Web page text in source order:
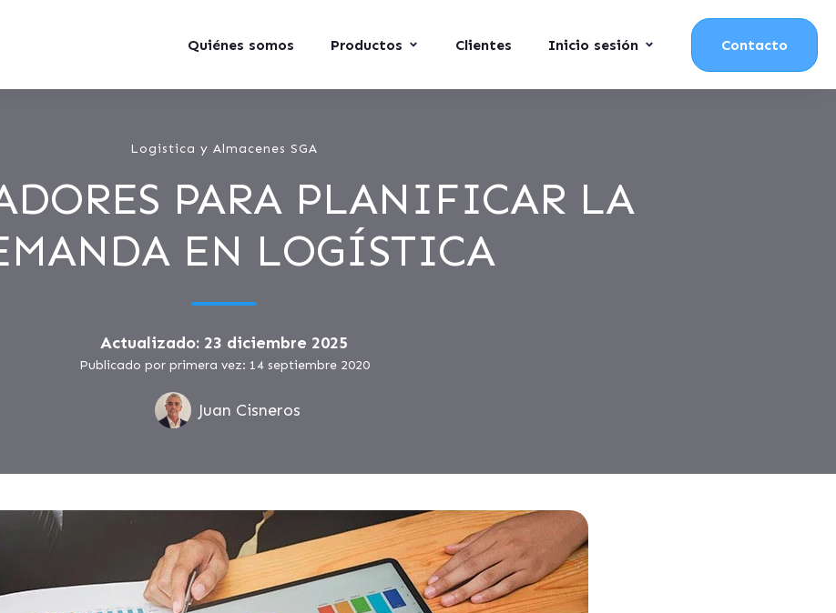
Quiénes somos Productos Clientes Inicio sesión Contacto
Logistica y Almacenes SGA
PARA PLANIFICAR LA
EN LOGÍSTICA
Actualizado: 23 diciembre 2025
Publicado por primera vez: 14 septiembre 2020
Juan Cisneros